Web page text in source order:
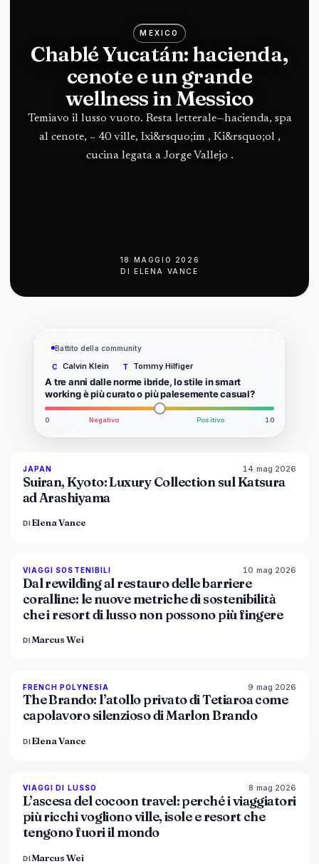
MEXICO
Chablé Yucatán: hacienda,
cenote e un grande
wellness in Messico
Temiavo il lusso vuoto. Resta letterale—hacienda, spa
al cenote, ~ 40 ville, Ixi&rsquo;im , Ki&rsquo;ol ,
cucina legata a Jorge Vallejo .
18 MAGGIO 2026
DI ELENA VANCE
Battito della community
C Calvin Klein T Tommy Hilfiger
A tre anni dalle norme ibride, lo stile in smart
working è più curato o più palesemente casual?
0 Negativo Positivo 10
93% 44
JAPAN 14 mag 2026
Suiran, Kyoto: Luxury Collection sul Katsura
ad Arashiyama
DI Elena Vance
86% 81
VIAGGI SOSTENIBILI 10 mag 2026
Dal rewilding al restauro delle barriere
coralline: le nuove metriche di sostenibilità
che i resort di lusso non possono più fingere
DIMarcus Wei
96% 51
FRENCH POLYNESIA 9 mag 2026
The Brando: l’atollo privato di Tetiaroa come
capolavoro silenzioso di Marlon Brando
DIElena Vance
82% 81
VIAGGI DI LUSSO 8 mag 2026
L’ascesa del cocoon travel: perché i viaggiatori
più ricchi vogliono ville, isole e resort che
tengono fuori il mondo
DIMarcus Wei